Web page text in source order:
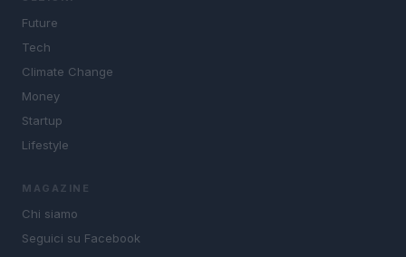
Future
Tech
Climate Change
Money
Startup
Lifestyle
MAGAZINE
Chi siamo
Seguici su Facebook